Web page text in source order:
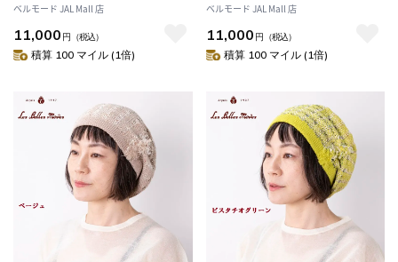
ベルモード JAL Mall 店
11,000 円 （税込）
積算 100 マイル (1倍)
ベルモード JAL Mall 店
11,000 円 （税込）
積算 100 マイル (1倍)